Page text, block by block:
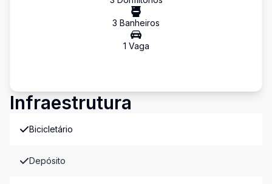
3 Banheiros
1 Vaga
Infraestrutura
Bicicletário
Depósito